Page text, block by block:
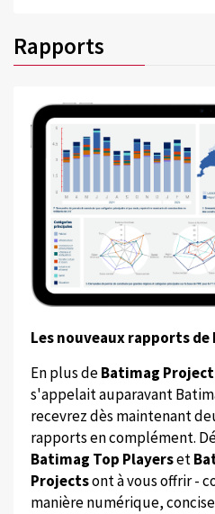
Rapports
Les nouveaux rapports de
En plus deBatimag
s'appelait auparavant
recevrez dès maintenant
rapports en complément.
Batimag Top Playerset
Projectsont à vous offrir -
manière numérique,